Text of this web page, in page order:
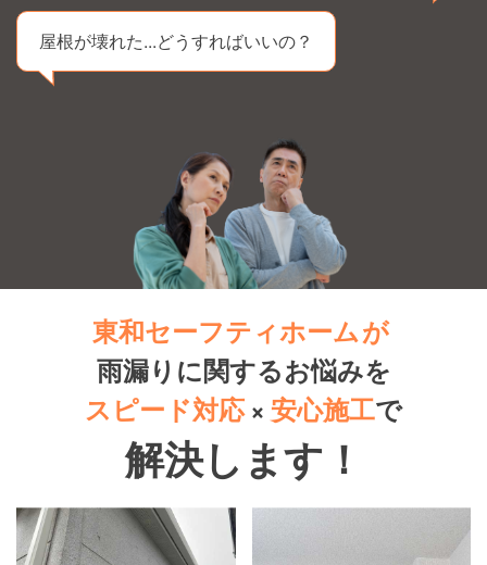
屋根が壊れた...どうすればいいの？
東和セーフティホームが
雨漏りに関するお悩みを
スピード対応 × 安心施工で
解決します！